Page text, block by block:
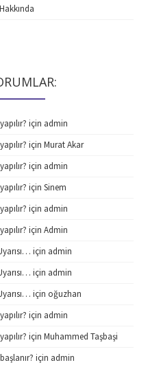
için admin
için Murat Akar
için admin
için Sinem
için admin
için Admin
için admin
için admin
için oğuzhan
için admin
için Muhammed Taşbaşi
için admin